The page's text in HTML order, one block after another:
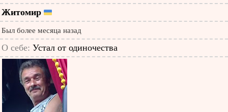
Житомир
Был более месяца назад
О себе: Устал от одиночества